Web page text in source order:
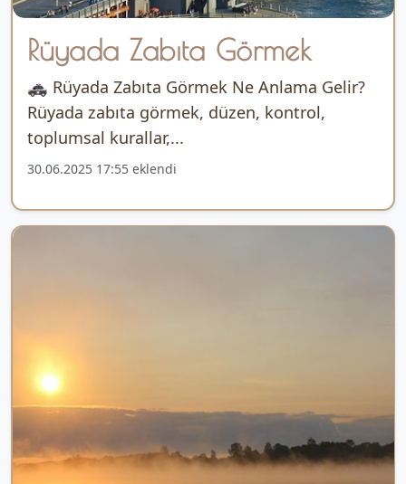
Rüyada Zabıta Görmek
🚓 Rüyada Zabıta Görmek Ne Anlama Gelir?
Rüyada zabıta görmek, düzen, kontrol,
toplumsal kurallar,...
30.06.2025 17:55 eklendi